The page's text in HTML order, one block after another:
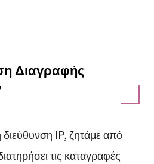
Διαγραφής
IP, ζητάμε από
τις καταγραφές